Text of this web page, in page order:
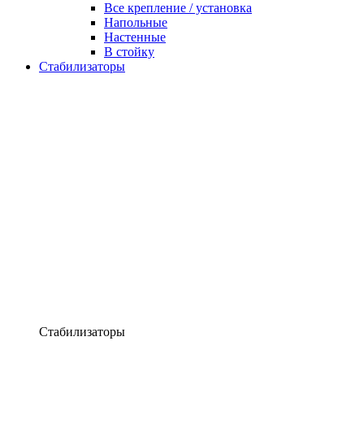
Все крепление / установка
Напольные
Настенные
В стойку
Стабилизаторы
Стабилизаторы